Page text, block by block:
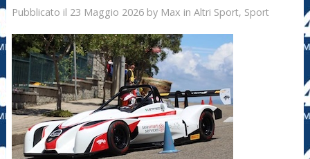
Pubblicato il 23 Maggio 2026by Max in Altri Sport, Sport